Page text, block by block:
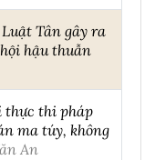
Tân gây ra
hậu thuẫn
thực thi pháp
ma túy, không
An